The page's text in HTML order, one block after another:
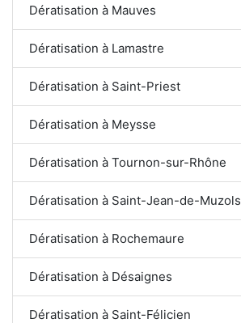
Dératisation à Mauves
Dératisation à Lamastre
Dératisation à Saint-Priest
Dératisation à Meysse
Dératisation à Tournon-sur-Rhône
Dératisation à Saint-Jean-de-Muzols
Dératisation à Rochemaure
Dératisation à Désaignes
Dératisation à Saint-Félicien